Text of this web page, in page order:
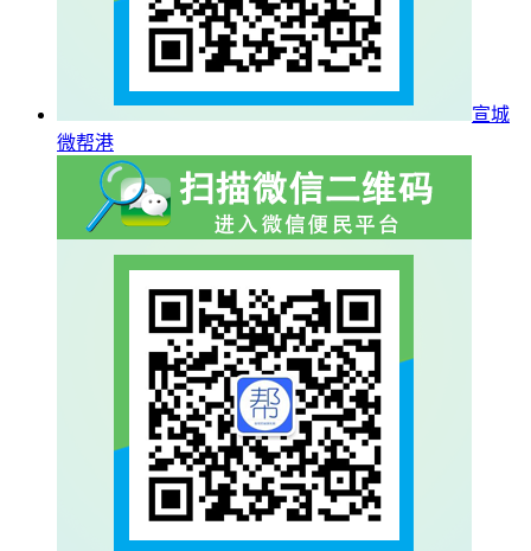
宣城
微帮港